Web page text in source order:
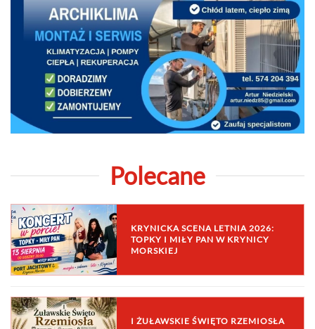
Polecane
KRYNICKA SCENA LETNIA 2026:
TOPKY I MIŁY PAN W KRYNICY
MORSKIEJ
I ŻUŁAWSKIE ŚWIĘTO RZEMIOSŁA